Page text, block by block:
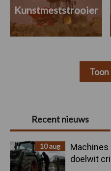
Primaire
Sidebar
Recent nieuws
10 aug
Machines
doelwit
Kunstmeststrooier